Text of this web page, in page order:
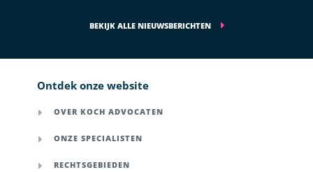
BEKIJK ALLE NIEUWSBERICHTEN
Ontdek onze website
OVER KOCH ADVOCATEN
ONZE SPECIALISTEN
RECHTSGEBIEDEN